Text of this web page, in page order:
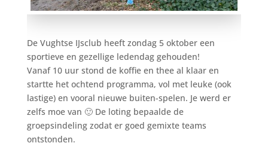
De Vughtse IJsclub heeft zondag 5 oktober een
sportieve en gezellige ledendag gehouden!
Vanaf 10 uur stond de koffie en thee al klaar en
startte het ochtend programma, vol met leuke (ook
lastige) en vooral nieuwe buiten-spelen. Je werd er
zelfs moe van 🙂 De loting bepaalde de
groepsindeling zodat er goed gemixte teams
ontstonden.